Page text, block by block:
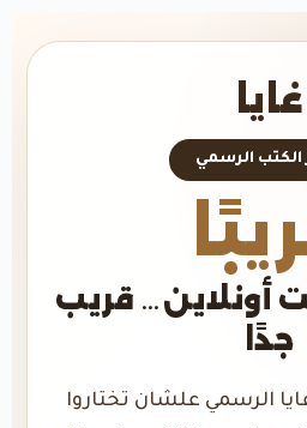
غايا
الكتب الرسمي
أونلاين… قريب
جدًا
الرسمي علشان تختاروا